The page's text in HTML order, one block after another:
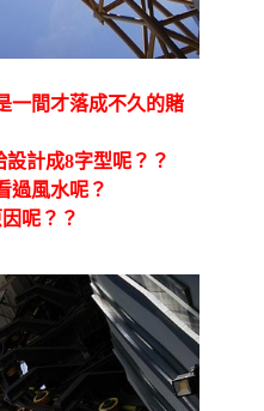
一間才落成不久的賭
設計成8字型呢？？
過風水呢？
呢？？